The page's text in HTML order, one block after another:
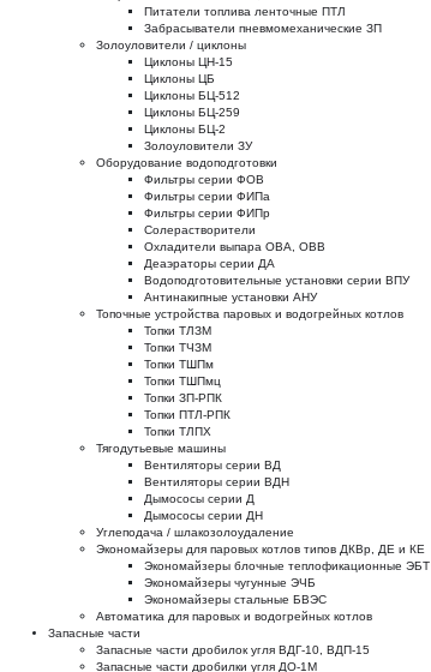
Питатели топлива ленточные ПТЛ
Забрасыватели пневмомеханические ЗП
Золоуловители / циклоны
Циклоны ЦН-15
Циклоны ЦБ
Циклоны БЦ-512
Циклоны БЦ-259
Циклоны БЦ-2
Золоуловители ЗУ
Оборудование водоподготовки
Фильтры серии ФОВ
Фильтры серии ФИПа
Фильтры серии ФИПр
Солерастворители
Охладители выпара ОВА, ОВВ
Деаэраторы серии ДА
Водоподготовительные установки серии ВПУ
Антинакипные установки АНУ
Топочные устройства паровых и водогрейных котлов
Топки ТЛЗМ
Топки ТЧЗМ
Топки ТШПм
Топки ТШПмц
Топки ЗП-РПК
Топки ПТЛ-РПК
Топки ТЛПХ
Тягодутьевые машины
Вентиляторы серии ВД
Вентиляторы серии ВДН
Дымососы серии Д
Дымососы серии ДН
Углеподача / шлакозолоудаление
Экономайзеры для паровых котлов типов ДКВр, ДЕ и КЕ
Экономайзеры блочные теплофикационные ЭБТ
Экономайзеры чугунные ЭЧБ
Экономайзеры стальные БВЭС
Автоматика для паровых и водогрейных котлов
Запасные части
Запасные части дробилок угля ВДГ-10, ВДП-15
Запасные части дробилки угля ДО-1М